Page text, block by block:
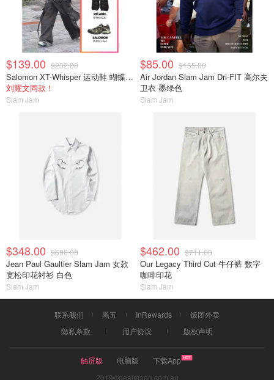
$139.00 $232.00
Salomon XT-Whisper 运动鞋 蝴蝶配色
刘耀文同款！
Slam Jam
$85.00 $155.00
Air Jordan Slam Jam Dri-FIT 高尔夫
卫衣 墨绿色
Slam Jam
$348.00 $696.00
Jean Paul Gaultier Slam Jam 女款
宽松印花衬衫 白色
Slam Jam
$462.00 $711.00
Our Legacy Third Cut 牛仔裤 数字
咖啡印花
Slam Jam
联系我们 黑五 InRewards
饭团外卖
隐私条款
用户协议 版权声明
触屏版 电脑版
下载App
2019©dealmoon.com.au